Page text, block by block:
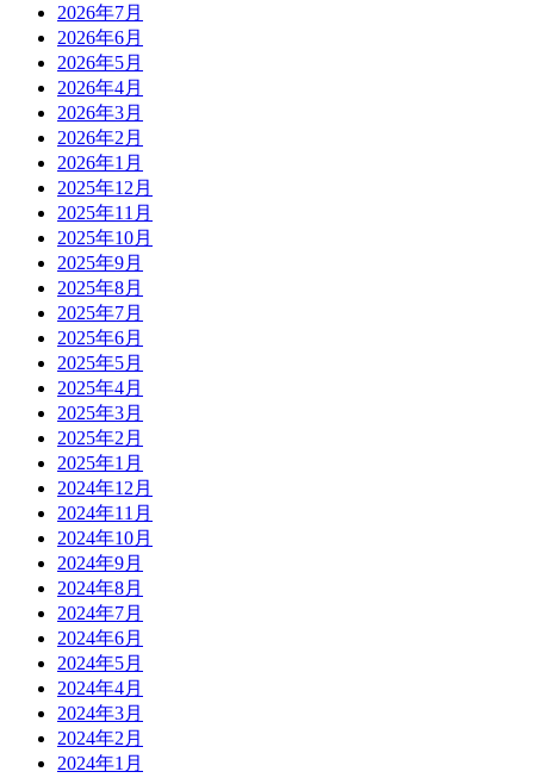
2026年7月
2026年6月
2026年5月
2026年4月
2026年3月
2026年2月
2026年1月
2025年12月
2025年11月
2025年10月
2025年9月
2025年8月
2025年7月
2025年6月
2025年5月
2025年4月
2025年3月
2025年2月
2025年1月
2024年12月
2024年11月
2024年10月
2024年9月
2024年8月
2024年7月
2024年6月
2024年5月
2024年4月
2024年3月
2024年2月
2024年1月